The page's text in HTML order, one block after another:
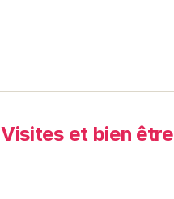
Visites et bien être